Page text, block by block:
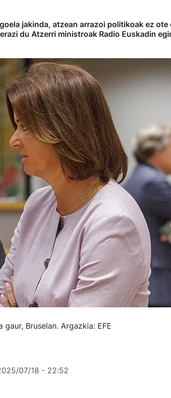
jakinda, atzean arrazoi politikoak ez
du Atzerri ministroak Radio Euskadin
Bruselan. Argazkia: EFE
07/18 - 22:52